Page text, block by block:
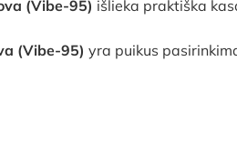
(Vibe-95) išlieka praktiška
(Vibe-95) yra puikus